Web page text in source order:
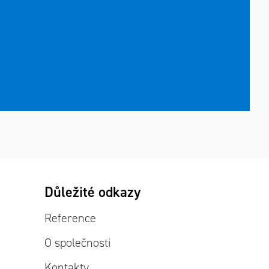
Důležité odkazy
Reference
O společnosti